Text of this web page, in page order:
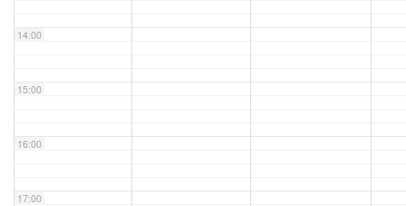
14:00
15:00
16:00
17:00